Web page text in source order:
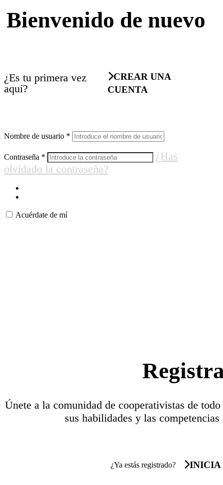
Bienvenido de nuevo
¿Es tu primera vez
aquí?
CREAR UNA
CUENTA
Nombre de usuario *
Contraseña *
¿Has
olvidado la contraseña?
Acuérdate de mí
Únete a la comunidad de cooperativistas de
sus habilidades y las
¿Ya estás registrado? INICIA